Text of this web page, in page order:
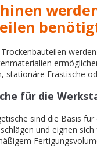
stationäre Frästische
für die
sind die Basis
und eignen